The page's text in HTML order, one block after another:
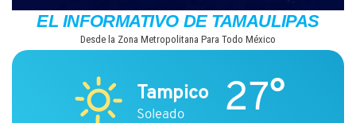
EL INFORMATIVO DE TAMAULIPAS
Desde la Zona Metropolitana Para Todo México
Tampico
Soleado 27°